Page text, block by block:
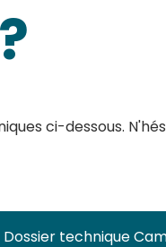
ci-dessous.
Dossier technique